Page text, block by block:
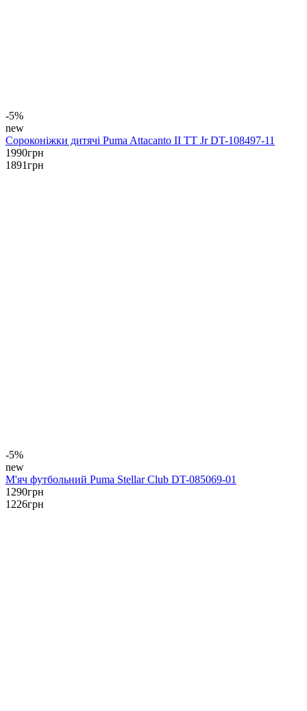
-5%
new
Сороконіжки дитячі Puma Attacanto II TT Jr DT-108497-11
1990грн
1891грн
-5%
new
М'яч футбольний Puma Stellar Club DT-085069-01
1290грн
1226грн